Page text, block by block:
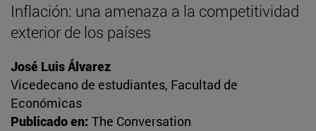
Inflación: una amenaza a la competitividad
exterior de los países
José Luis Álvarez
Vicedecano de estudiantes, Facultad de
Económicas
Publicado en: The Conversation